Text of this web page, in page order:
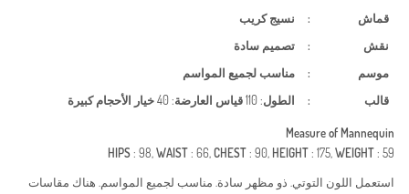
قماش
:
نسيج كريب
نقش
:
تصميم سادة
موسم
:
مناسب لجميع المواسم
قالب
: الطول: 110 قياس العارضة: 40 خيار الأحجام كبيرة
Measure of Mannequin
HIPS: 98,WAIST: 66,CHEST: 90, HEIGHT: 175,WEIGHT: 59
استعمل اللون التوتي. ذو مظهر سادة. مناسب لجميع المواسم. هناك مقاسات